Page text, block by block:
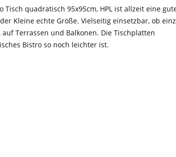
quadratisch 95x95cm, HPL ist allzeit eine
Kleine echte Größe. Vielseitig einsetzbar, ob
Terrassen und Balkonen. Die Tischplatten
Bistro so noch leichter ist.